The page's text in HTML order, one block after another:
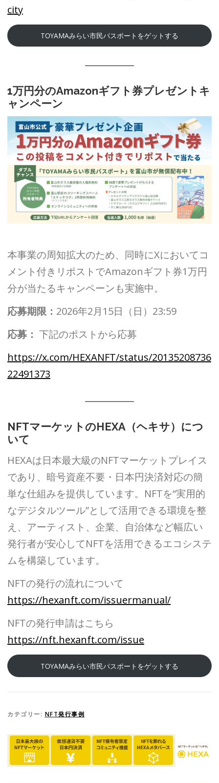
city
TOYAMAみらい市民パスポートをゲットする
1万円分のAmazonギフト券プレゼントキ
ャンペーン
本事業の周知拡大のため、同時にXにおいてコ
メント付きリポストでAmazonギフト券1万円
分が当たるキャンペーンも実施中。
応募期限： 2026年2月15日（日）23:59
応募： 下記のポストから応募
https://x.com/HEXANFT/status/20135208736
22491373
NFTマーケットのHEXA（ヘキサ）につ
いて
HEXAは日本最大級のNFTマーケットプレイス
であり、暗号資産不要・日本円決済対応の簡
単な仕組みを提供しています。NFTを“実用的
なデジタルツール”として活用できる環境を整
え、アーティスト、企業、自治体など幅広い
発行者が安心してNFTを活用できるエコシステ
ムを構築しています。
NFTの発行の流れについて
https://hexanft.com/issuermanual/
NFTの発行申請はこちら
https://nft.hexanft.com/issue
TOYAMAみらい市民パスポートをゲットする
カテゴリー: NFT発行事例